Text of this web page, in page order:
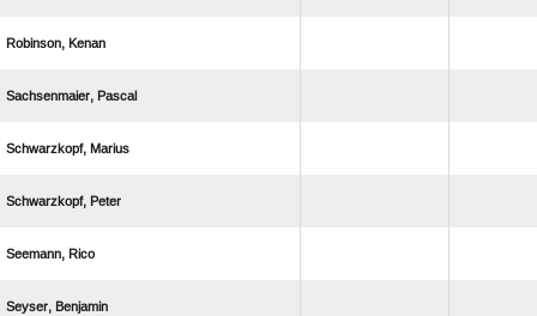
 
 
 
 
 
 